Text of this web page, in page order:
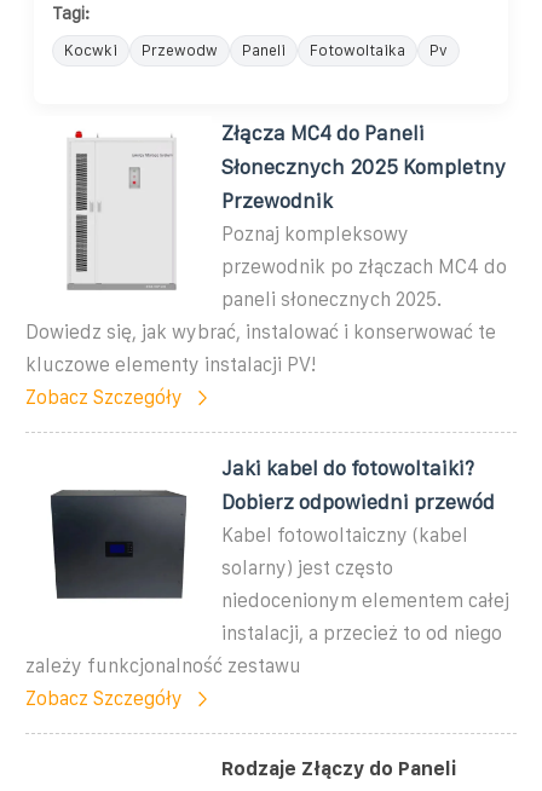
Tagi:
Kocwki Przewodw Paneli Fotowoltaika Pv
Złącza MC4 do Paneli
Słonecznych 2025 Kompletny
Przewodnik
Poznaj kompleksowy
przewodnik po złączach MC4 do
paneli słonecznych 2025.
Dowiedz się, jak wybrać, instalować i konserwować te
kluczowe elementy instalacji PV!
Zobacz Szczegóły
Jaki kabel do fotowoltaiki?
Dobierz odpowiedni przewód
Kabel fotowoltaiczny (kabel
solarny) jest często
niedocenionym elementem całej
instalacji, a przecież to od niego
zależy funkcjonalność zestawu
Zobacz Szczegóły
Rodzaje Złączy do Paneli